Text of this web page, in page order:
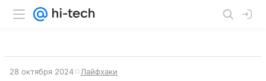
28 октября 2024 Лайфхаки